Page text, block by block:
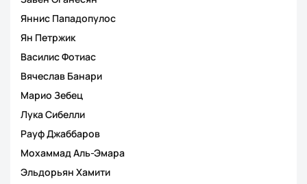
Яннис Пападопулос
Ян Петржик
Василис Фотиас
Вячеслав Банари
Марио Зебец
Лука Сибелли
Рауф Джаббаров
Мохаммад Аль-Эмара
Эльдорьян Хамити